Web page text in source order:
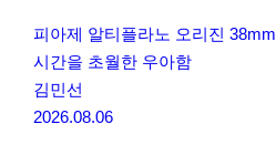
피아제 알티플라노 오리진 38mm
시간을 초월한 우아함
김민선
2026.08.06